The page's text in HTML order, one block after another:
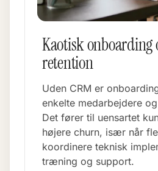
Kaotisk onboarding
retention
Uden CRM er
enkelte medarbejdere
Det fører til uensartet
højere churn, især når
koordinere teknisk
træning og support.